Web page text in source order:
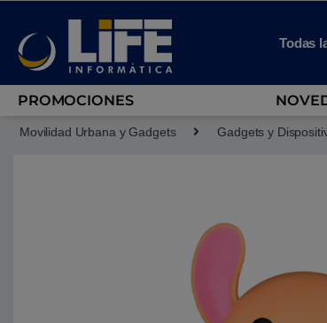
Todas
PROMOCIONES
Movilidad Urbana y Gadgets Gadgets y